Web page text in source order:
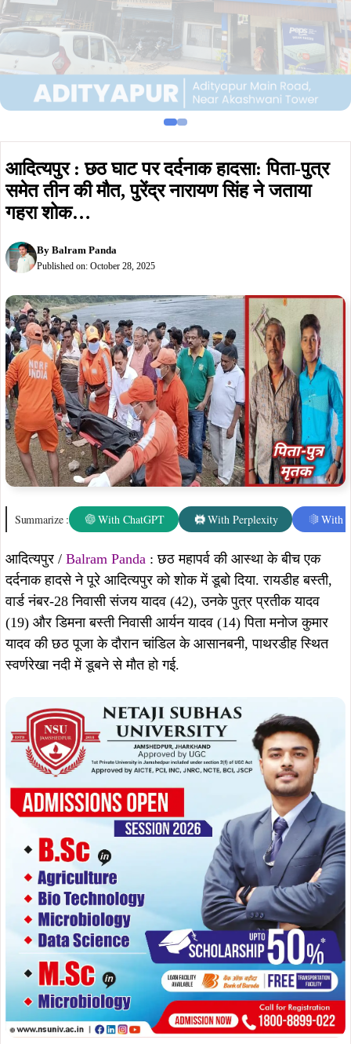
आदित्यपुर : छठ घाट पर दर्दनाक हादसा: पिता-पुत्र
समेत तीन की मौत, पुरेंद्र नारायण सिंह ने जताया
गहरा शोक…
By Balram Panda
Published on: October 28, 2025
Summarize : With ChatGPT With Perplexity With
आदित्यपुर / Balram Panda : छठ महापर्व की आस्था के बीच एक
दर्दनाक हादसे ने पूरे आदित्यपुर को शोक में डूबो दिया. रायडीह बस्ती,
वार्ड नंबर-28 निवासी संजय यादव (42), उनके पुत्र प्रतीक यादव
(19) और डिमना बस्ती निवासी आर्यन यादव (14) पिता मनोज कुमार
यादव की छठ पूजा के दौरान चांडिल के आसानबनी, पाथरडीह स्थित
स्वर्णरेखा नदी में डूबने से मौत हो गई.